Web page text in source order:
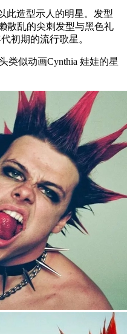
造型示人的明星。发型
散乱的尖刺发型与黑色礼
初期的流行歌星。
似动画Cynthia 娃娃的星